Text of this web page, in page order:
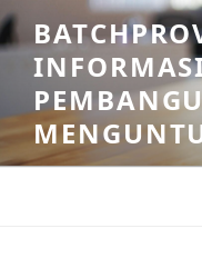
Skip
to
content